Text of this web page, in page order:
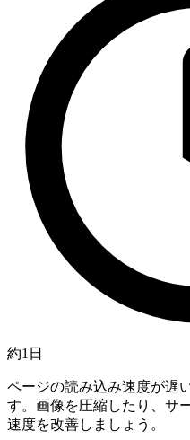
約1日
ページの読み込み速度が遅
す。画像を圧縮したり、サ
速度を改善しましょう。